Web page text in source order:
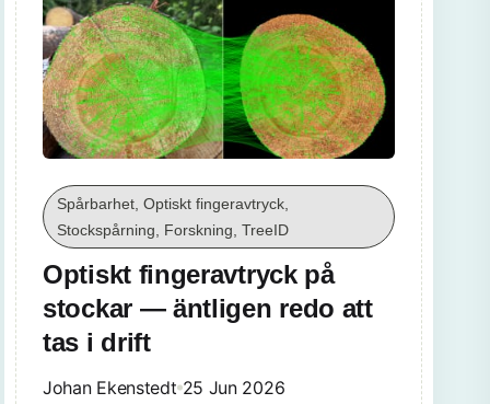
Spårbarhet, Optiskt fingeravtryck,
Stockspårning, Forskning, TreeID
Optiskt fingeravtryck på
stockar — äntligen redo att
tas i drift
Johan Ekenstedt 25 Jun 2026